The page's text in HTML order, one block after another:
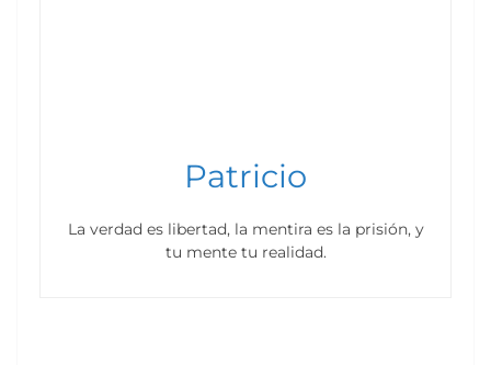
Patricio
La verdad es libertad, la mentira es la prisión, y
tu mente tu realidad.